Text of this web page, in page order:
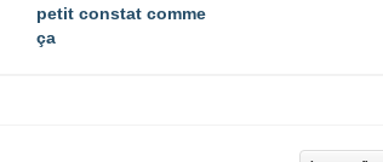
petit constat comme
ça